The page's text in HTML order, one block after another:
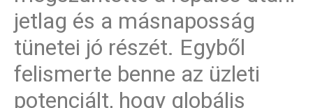
jetlag és a másnaposság
tünetei jó részét. Egyből
felismerte benne az üzleti
potenciált, hogy globális